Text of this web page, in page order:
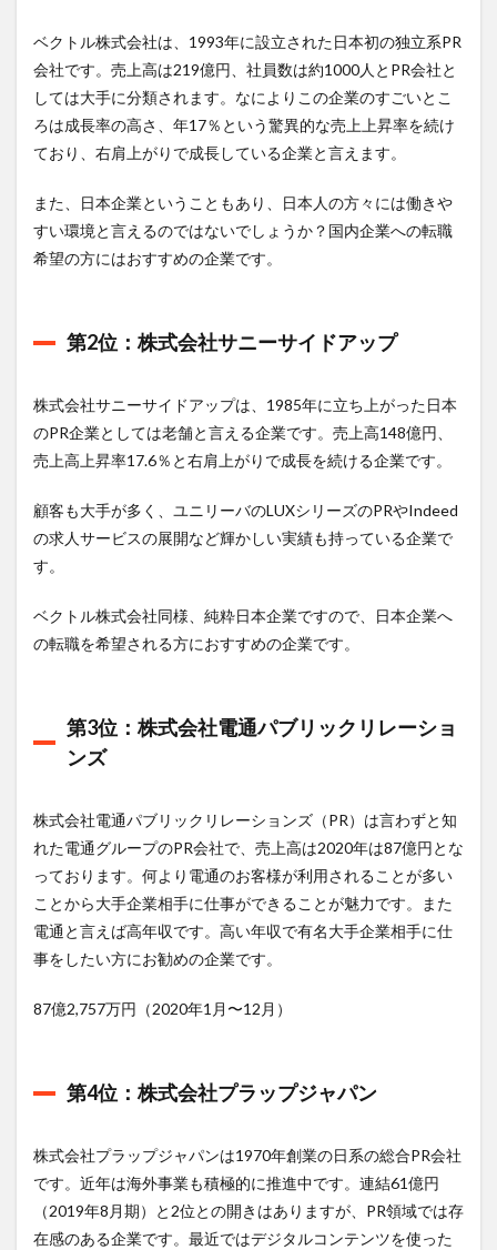
1.1.3
第3位：
株式会
社電通
パブリ
ックリ
1.1.4
株式会
共同ピ
ーアー
ル
第6位：
オズマ
ピーア
第7-8
位: ビ
1.1.8
第7-8
インテ
グレー
ト
国内
PR
会社
ンキ
ベクトル株式会社は、1993年に設立された日本初の独立系PR
会社です。売上高は219億円、社員数は約1000人とPR会社と
しては大手に分類されます。なによりこの企業のすごいとこ
ろは成長率の高さ、年17％という驚異的な売上上昇率を続け
ており、右肩上がりで成長している企業と言えます。
また、日本企業ということもあり、日本人の方々には働きや
すい環境と言えるのではないでしょうか？国内企業への転職
希望の方にはおすすめの企業です。
第2位：株式会社サニーサイドアップ
株式会社サニーサイドアップは、1985年に立ち上がった日本
のPR企業としては老舗と言える企業です。売上高148億円、
売上高上昇率17.6％と右肩上がりで成長を続ける企業です。
顧客も大手が多く、ユニリーバのLUXシリーズのPRやIndeed
の求人サービスの展開など輝かしい実績も持っている企業で
す。
ベクトル株式会社同様、純粋日本企業ですので、日本企業へ
の転職を希望される方におすすめの企業です。
第3位：株式会社電通パブリックリレーショ
ンズ
株式会社電通パブリックリレーションズ（PR）は言わずと知
れた電通グループのPR会社で、売上高は2020年は87億円とな
っております。何より電通のお客様が利用されることが多い
ことから大手企業相手に仕事ができることが魅力です。また
電通と言えば高年収です。高い年収で有名大手企業相手に仕
事をしたい方にお勧めの企業です。
87億2,757万円（2020年1月〜12月）
第4位：株式会社プラップジャパン
株式会社プラップジャパンは1970年創業の日系の総合PR会社
です。近年は海外事業も積極的に推進中です。連結61億円
（2019年8月期）と2位との開きはありますが、PR領域では存
在感のある企業です。最近ではデジタルコンテンツを使った